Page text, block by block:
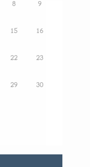
8 9
15 16
22 23
29 30